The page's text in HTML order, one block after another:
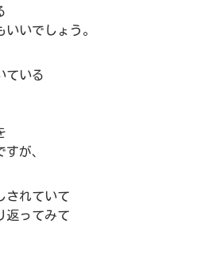
いでしょう。
ている
が、
されていて
返ってみて